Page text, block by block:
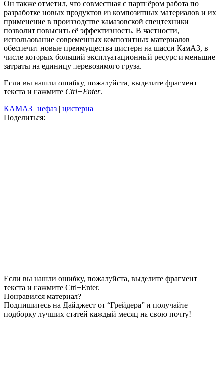
Он также отметил, что совместная с партнёром работа по
разработке новых продуктов из композитных материалов и их
применение в производстве камазовской спецтехники
позволит повысить её эффективность. В частности,
использование современных композитных материалов
обеспечит новые преимущества цистерн на шасси КамАЗ, в
числе которых больший эксплуатационный ресурс и меньшие
затраты на единицу перевозимого груза.
Если вы нашли ошибку, пожалуйста, выделите фрагмент
текста и нажмите Ctrl+Enter.
КАМАЗ | нефаз | цистерна
Поделиться:
Если вы нашли ошибку, пожалуйста, выделите фрагмент
текста и нажмите Ctrl+Enter.
Понравился материал?
Подпишитесь на Дайджест от “Грейдера” и получайте
подборку лучших статей каждый месяц на свою почту!